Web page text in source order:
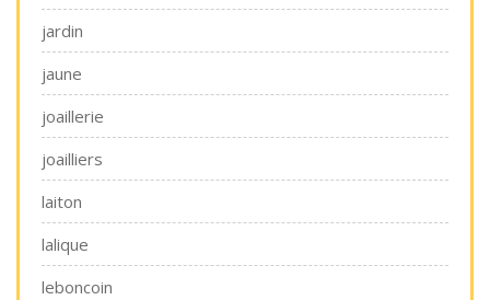
jardin
jaune
joaillerie
joailliers
laiton
lalique
leboncoin